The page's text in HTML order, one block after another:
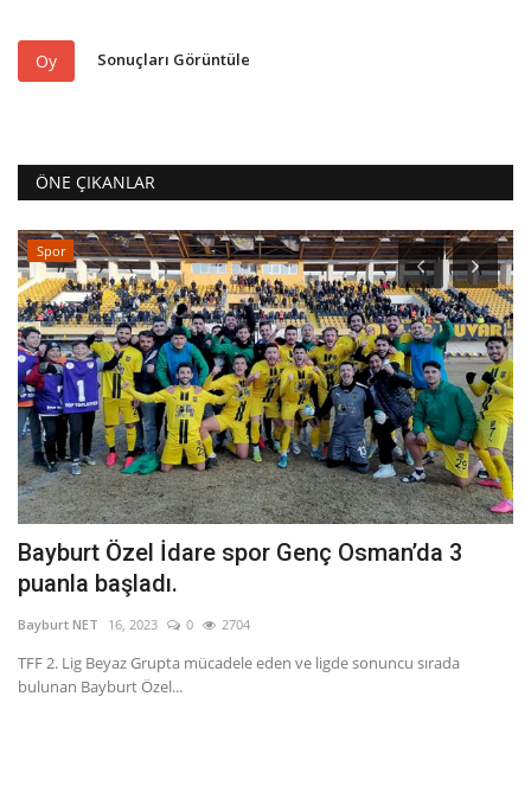
Oy Sonuçları Görüntüle
ÖNE ÇIKANLAR
Spor
Bayburt Özel İdare spor Genç Osman’da 3
puanla başladı.
Bayburt NET 16, 2023 0 2704
TFF 2. Lig Beyaz Grupta mücadele eden ve ligde sonuncu sırada
bulunan Bayburt Özel...